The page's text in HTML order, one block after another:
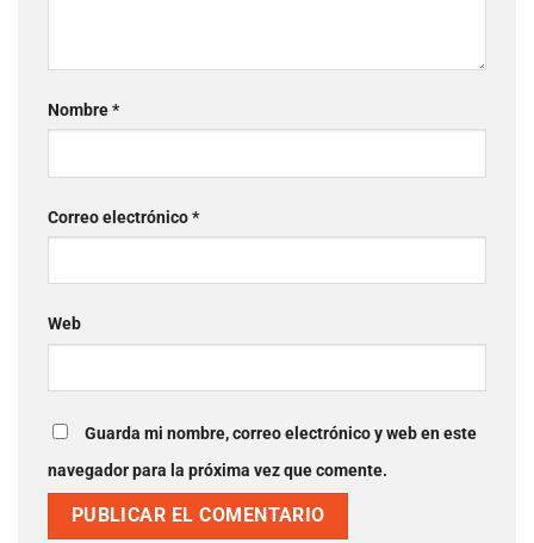
Nombre*
Correo electrónico*
Web
Guarda mi nombre, correo electrónico y web en este
navegador para la próxima vez que comente.